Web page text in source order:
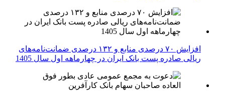
افزایش ۷۰ درصدی منابع و ۱۳۲ درصدی ضمانت‌نامه‌های
ریالی صادره پست بانک ایران در چهارماهه اول سال 1405